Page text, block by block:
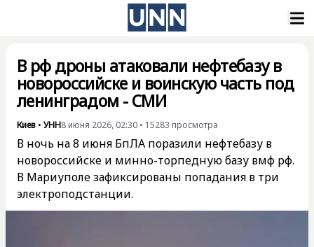
В рф дроны атаковали нефтебазу в
новороссийске и воинскую часть под
ленинградом - СМИ
Киев • УНН8 июня 2026, 02:30 • 15283 просмотра
В ночь на 8 июня БпЛА поразили нефтебазу в
новороссийске и минно-торпедную базу вмф рф.
В Мариуполе зафиксированы попадания в три
электроподстанции.